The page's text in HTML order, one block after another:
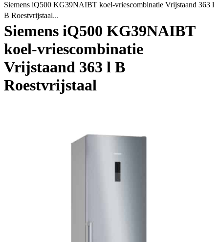
Siemens iQ500 KG39NAIBT koel-vriescombinatie Vrijstaand 363 l
B Roestvrijstaal
Siemens iQ500 KG39NAIBT
koel-vriescombinatie
Vrijstaand 363 l B
Roestvrijstaal